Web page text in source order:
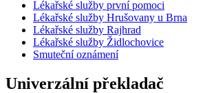
Lékařské služby první pomoci
Lékařské služby Hrušovany u Brna
Lékařské služby Rajhrad
Lékařské služby Židlochovice
Smuteční oznámení
Univerzální překladač